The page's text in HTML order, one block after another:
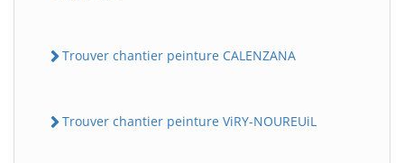
Trouver chantier peinture CALENZANA
Trouver chantier peinture ViRY-NOUREUiL